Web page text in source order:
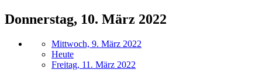
Donnerstag, 10. März 2022
Mittwoch, 9. März 2022
Heute
Freitag, 11. März 2022